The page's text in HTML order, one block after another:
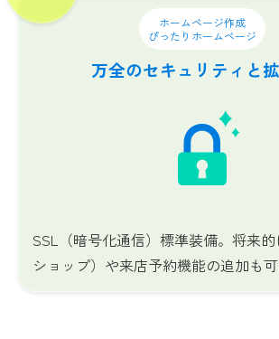
ホームページ作成
ぴったりホームページ
万全のセキュリティと
SSL（暗号化通信）標準装備。将来的
ショップ）や来店予約機能の追加も